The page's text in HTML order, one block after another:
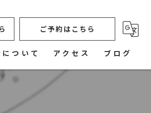
ご予約はこちら
ついて アクセス ブログ